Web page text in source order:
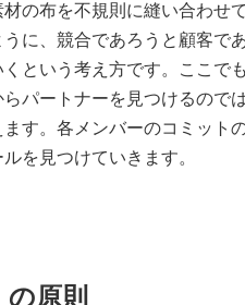
の布を不規則に縫い合わせ
に、競合であろうと顧客で
という考え方です。ここで
パートナーを見つけるので
す。各メンバーのコミット
を見つけていきます。
原則